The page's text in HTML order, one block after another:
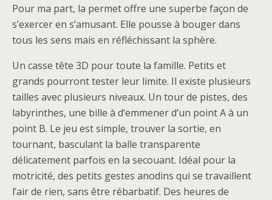
Pour ma part, la permet offre une superbe façon de
s’exercer en s’amusant. Elle pousse à bouger dans
tous les sens mais en réfléchissant la sphère.
Un casse tête 3D pour toute la famille. Petits et
grands pourront tester leur limite. Il existe plusieurs
tailles avec plusieurs niveaux. Un tour de pistes, des
labyrinthes, une bille à d’emmener d’un point A à un
point B. Le jeu est simple, trouver la sortie, en
tournant, basculant la balle transparente
délicatement parfois en la secouant. Idéal pour la
motricité, des petits gestes anodins qui se travaillent
l’air de rien, sans être rébarbatif. Des heures de